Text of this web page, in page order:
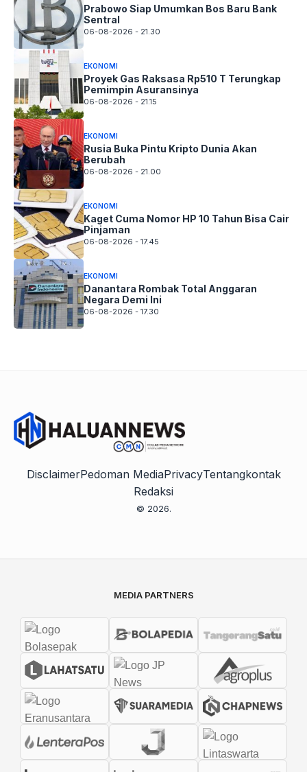
Prabowo Siap Umumkan Bos Baru Bank
Sentral
06-08-2026 - 21.30
EKONOMI
Proyek Gas Raksasa Rp510 T Terungkap
Pemimpin Asuransinya
06-08-2026 - 21.15
EKONOMI
Rusia Buka Pintu Kripto Dunia Akan
Berubah
06-08-2026 - 21.00
EKONOMI
Kaget Cuma Nomor HP 10 Tahun Bisa Cair
Pinjaman
06-08-2026 - 17.45
EKONOMI
Danantara Rombak Total Anggaran
Negara Demi Ini
06-08-2026 - 17.30
DisclaimerPedoman MediaPrivacyTentangkontak
Redaksi
© 2026.
MEDIA PARTNERS